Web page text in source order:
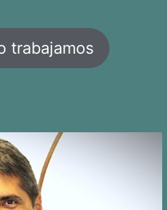
trabajamos